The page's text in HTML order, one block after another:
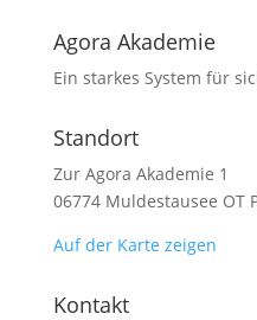
Agora Akademie
Ein starkes System für
Standort
Zur Agora Akademie 1
06774 Muldestausee OT
Auf der Karte zeigen
Kontakt